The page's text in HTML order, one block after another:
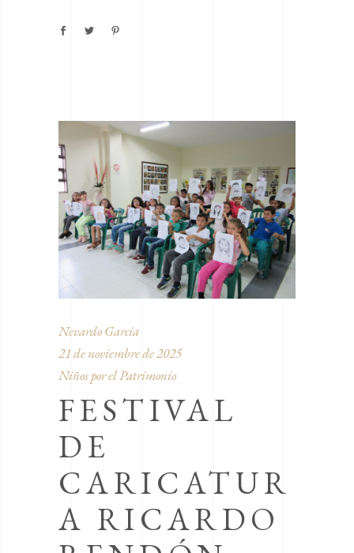
Nevardo García
21 de noviembre de 2025
Niños por el Patrimonio
FESTIVAL
DE
CARICATUR
A RICARDO